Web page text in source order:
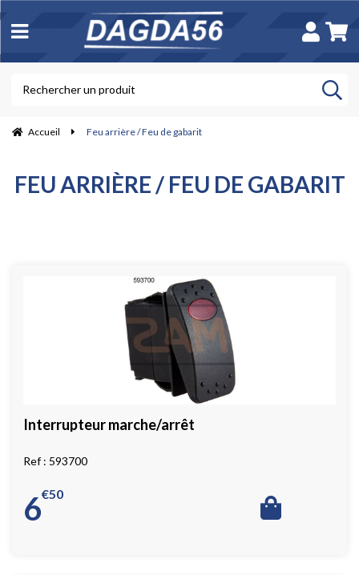
Accueil Feu arrière / Feu de gabarit
FEU ARRIÈRE / FEU DE GABARIT
Interrupteur marche/arrêt
593700
6 50
€